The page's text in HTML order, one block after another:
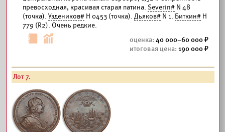
превосходная, красивая старая патина. Severin# N 48
(точка). Уздеников# Н 0453 (точка). Дьяков# N 1. Биткин# Н
779 (R2). Очень редкие.
40 000–60 000
190 000
Лот 7.